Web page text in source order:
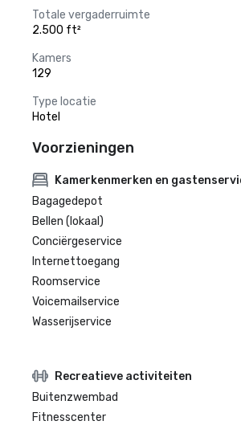
Totale vergaderruimte
2.500 ft²
Kamers
129
Type locatie
Hotel
Voorzieningen
Kamerkenmerken en
Bagagedepot
Bellen (lokaal)
Conciërgeservice
Internettoegang
Roomservice
Voicemailservice
Wasserijservice
Recreatieve activiteiten
Buitenzwembad
Fitnesscenter